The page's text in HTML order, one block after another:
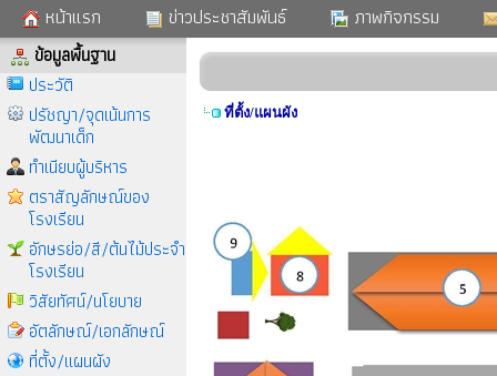
หน้าแรก ข่าวประชาสัมพันธ์ ภาพกิจกรรม
ข้อมูลพื้นฐาน
ประวัติ
ปรัชญา/จุดเน้นการ
พัฒนาเด็ก
ทำเนียบผู้บริหาร
ตราสัญลักษณ์ของ
โรงเรียน
อักษรย่อ/สี/ต้นไม้ประจำ
โรงเรียน
วิสัยทัศน์/นโยบาย
อัตลักษณ์/เอกลักษณ์
ที่ตั้ง/แผนผัง
ที่ตั้ง/แผนผัง